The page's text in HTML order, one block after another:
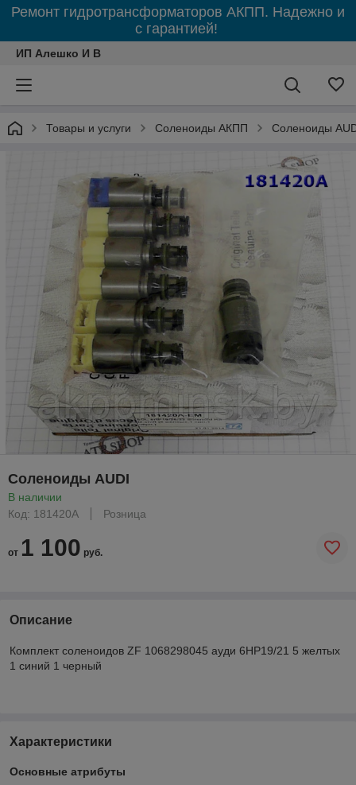
Ремонт гидротрансформаторов АКПП. Надежно и
с гарантией!
ИП Алешко И В
Товары и услуги Соленоиды АКПП Соленоиды
Соленоиды AUDI
В наличии
Код: 181420A
Розница
от 1 100 руб.
Описание
Комплект соленоидов ZF 1068298045 ауди 6НР19/21 5 желтых
1 синий 1 черный
Характеристики
Основные атрибуты